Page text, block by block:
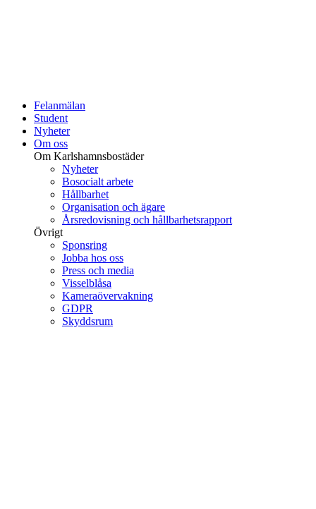
Felanmälan
Student
Nyheter
Om oss
Om Karlshamnsbostäder
Nyheter
Bosocialt arbete
Hållbarhet
Organisation och ägare
Årsredovisning och hållbarhetsrapport
Övrigt
Sponsring
Jobba hos oss
Press och media
Visselblåsa
Kameraövervakning
GDPR
Skyddsrum